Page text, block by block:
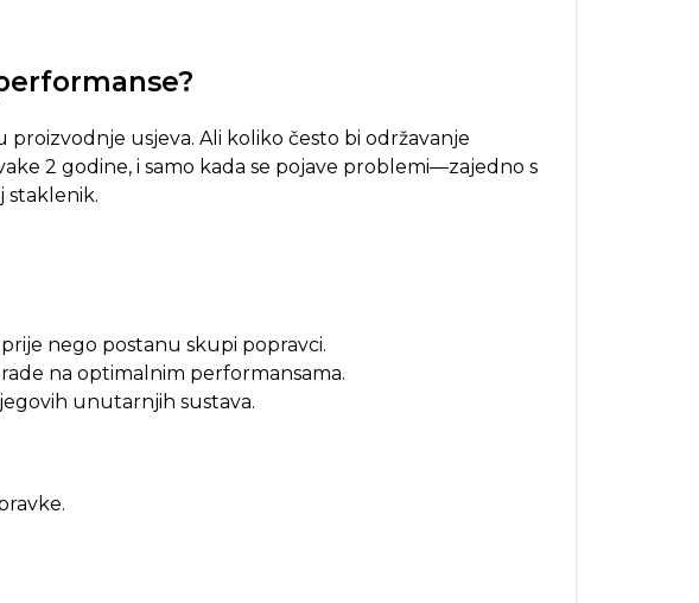
usjeva. Ali koliko često bi održavanje
2 godine, i samo kada se pojave problemi—zajedno s
staklenik.
nego postanu skupi popravci.
na optimalnim performansama.
unutarnjih sustava.